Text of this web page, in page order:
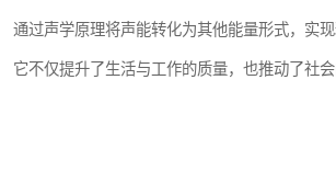
通过声学原理将声能转化为其他能量形式，实现
它不仅提升了生活与工作的质量，也推动了社会